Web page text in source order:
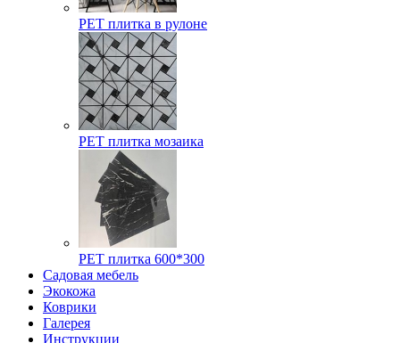
РЕТ плитка в рулоне
РЕТ плитка мозаика
РЕТ плитка 600*300
Садовая мебель
Экокожа
Коврики
Галерея
Инструкции